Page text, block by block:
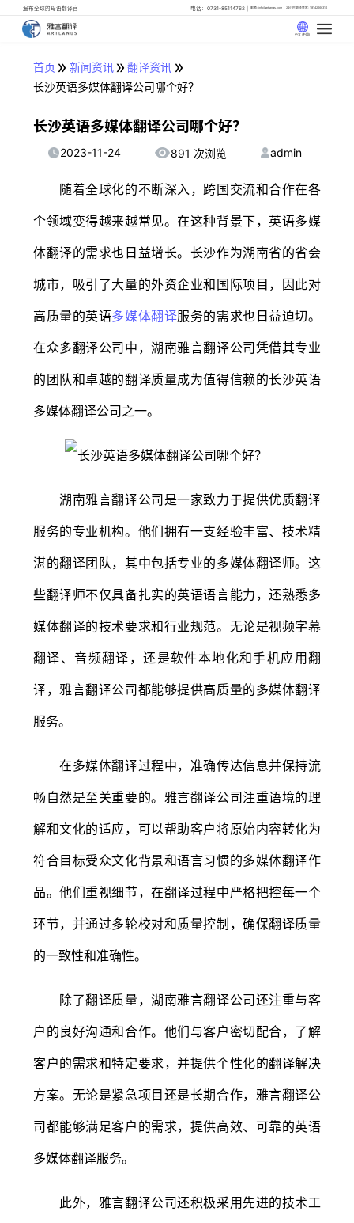
遍布全球的母语翻译官 电话：0731-85114762 邮箱: info@artlangs.com 24小时翻译管家: 18142666316
中文 (中国)
首页 » 新闻资讯» 翻译资讯 »
长沙英语多媒体翻译公司哪个好？
长沙英语多媒体翻译公司哪个好？
2023-11-24 891 次浏览 admin
随着全球化的不断深入，跨国交流和合作在各
个领域变得越来越常见。在这种背景下，英语多媒
体翻译的需求也日益增长。长沙作为湖南省的省会
城市，吸引了大量的外资企业和国际项目，因此对
高质量的英语多媒体翻译服务的需求也日益迫切。
在众多翻译公司中，湖南雅言翻译公司凭借其专业
的团队和卓越的翻译质量成为值得信赖的长沙英语
多媒体翻译公司之一。
湖南雅言翻译公司是一家致力于提供优质翻译
服务的专业机构。他们拥有一支经验丰富、技术精
湛的翻译团队，其中包括专业的多媒体翻译师。这
些翻译师不仅具备扎实的英语语言能力，还熟悉多
媒体翻译的技术要求和行业规范。无论是视频字幕
翻译、音频翻译，还是软件本地化和手机应用翻
译，雅言翻译公司都能够提供高质量的多媒体翻译
服务。
在多媒体翻译过程中，准确传达信息并保持流
畅自然是至关重要的。雅言翻译公司注重语境的理
解和文化的适应，可以帮助客户将原始内容转化为
符合目标受众文化背景和语言习惯的多媒体翻译作
品。他们重视细节，在翻译过程中严格把控每一个
环节，并通过多轮校对和质量控制，确保翻译质量
的一致性和准确性。
除了翻译质量，湖南雅言翻译公司还注重与客
户的良好沟通和合作。他们与客户密切配合，了解
客户的需求和特定要求，并提供个性化的翻译解决
方案。无论是紧急项目还是长期合作，雅言翻译公
司都能够满足客户的需求，提供高效、可靠的英语
多媒体翻译服务。
此外，雅言翻译公司还积极采用先进的技术工